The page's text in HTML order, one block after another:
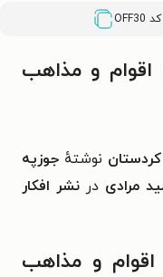
OFF30
و مذاهب
نوشتهٔ جوزپه
مرادی در نشر افکار
اقوام و مذاهب